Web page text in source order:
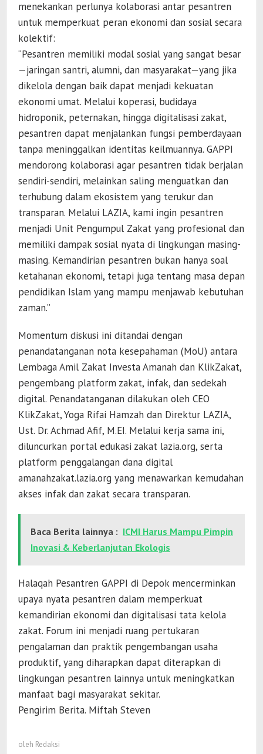
menekankan perlunya kolaborasi antar pesantren
untuk memperkuat peran ekonomi dan sosial secara
kolektif:
“Pesantren memiliki modal sosial yang sangat besar
—jaringan santri, alumni, dan masyarakat—yang jika
dikelola dengan baik dapat menjadi kekuatan
ekonomi umat. Melalui koperasi, budidaya
hidroponik, peternakan, hingga digitalisasi zakat,
pesantren dapat menjalankan fungsi pemberdayaan
tanpa meninggalkan identitas keilmuannya. GAPPI
mendorong kolaborasi agar pesantren tidak berjalan
sendiri-sendiri, melainkan saling menguatkan dan
terhubung dalam ekosistem yang terukur dan
transparan. Melalui LAZIA, kami ingin pesantren
menjadi Unit Pengumpul Zakat yang profesional dan
memiliki dampak sosial nyata di lingkungan masing-
masing. Kemandirian pesantren bukan hanya soal
ketahanan ekonomi, tetapi juga tentang masa depan
pendidikan Islam yang mampu menjawab kebutuhan
zaman.”
Momentum diskusi ini ditandai dengan
penandatanganan nota kesepahaman (MoU) antara
Lembaga Amil Zakat Investa Amanah dan KlikZakat,
pengembang platform zakat, infak, dan sedekah
digital. Penandatanganan dilakukan oleh CEO
KlikZakat, Yoga Rifai Hamzah dan Direktur LAZIA,
Ust. Dr. Achmad Afif, M.EI. Melalui kerja sama ini,
diluncurkan portal edukasi zakat lazia.org, serta
platform penggalangan dana digital
amanahzakat.lazia.org yang menawarkan kemudahan
akses infak dan zakat secara transparan.
Baca Berita lainnya : ICMI Harus Mampu Pimpin
Inovasi & Keberlanjutan Ekologis
Halaqah Pesantren GAPPI di Depok mencerminkan
upaya nyata pesantren dalam memperkuat
kemandirian ekonomi dan digitalisasi tata kelola
zakat. Forum ini menjadi ruang pertukaran
pengalaman dan praktik pengembangan usaha
produktif, yang diharapkan dapat diterapkan di
lingkungan pesantren lainnya untuk meningkatkan
manfaat bagi masyarakat sekitar.
Pengirim Berita. Miftah Steven
oleh Redaksi